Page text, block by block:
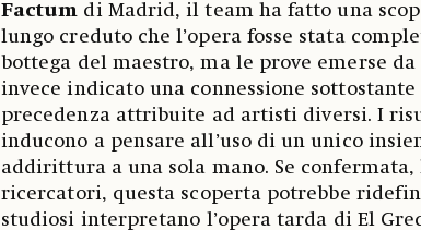
Factum di Madrid, il team ha fatto una
lungo creduto che l’opera fosse stata
bottega del maestro, ma le prove emerse
invece indicato una connessione
precedenza attribuite ad artisti diversi. I
inducono a pensare all’uso di un unico
addirittura a una sola mano. Se confermata,
ricercatori, questa scoperta potrebbe
studiosi interpretano l’opera tarda di El